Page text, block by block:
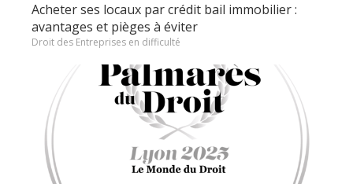
Acheter ses locaux par crédit bail immobilier :
avantages et pièges à éviter
Droit des Entreprises en difficulté